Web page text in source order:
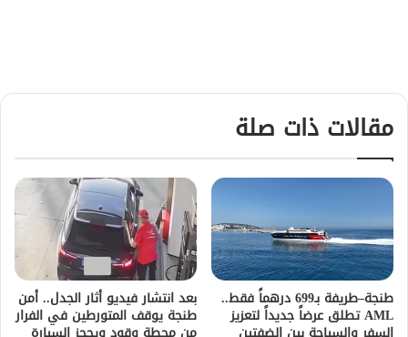
مقالات ذات صلة
طنجة–طريفة بـ699 درهماً فقط..
AML تطلق عرضاً جديداً لتعزيز
بعد انتشار فيديو أثار الجدل.. أمن
طنجة يوقف المتورطين في الفرار